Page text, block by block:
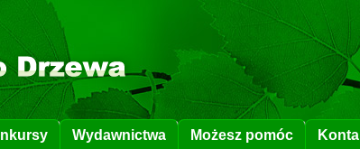
Wydawnictwa Możesz pomóc